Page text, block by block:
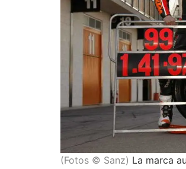
(Fotos © Sanz) La marca